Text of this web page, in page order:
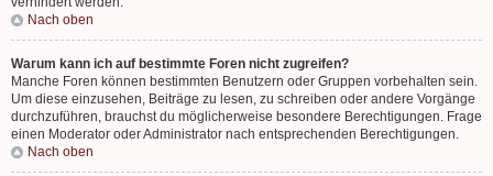
Nach oben
Warum kann ich auf bestimmte Foren nicht zugreifen?
Manche Foren können bestimmten Benutzern oder Gruppen vorbehalten sein.
Um diese einzusehen, Beiträge zu lesen, zu schreiben oder andere Vorgänge
durchzuführen, brauchst du möglicherweise besondere Berechtigungen. Frage
einen Moderator oder Administrator nach entsprechenden Berechtigungen.
Nach oben